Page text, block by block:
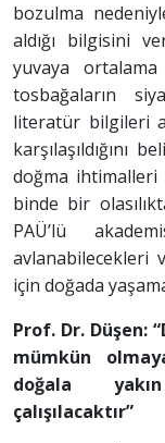
bozulma
aldığı bilgisini
yuvaya ortalama
tosbağaların
literatür bilgileri
karşılaşıldığını
doğma ihtimalleri
binde bir
PAÜ’lü
avlanabilecekleri
için doğada
Prof. Dr. Düşen:
mümkün
doğala
çalışılacaktır”